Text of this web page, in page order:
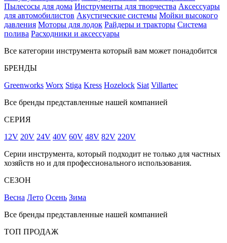
Пылесосы для дома Инструменты для творчества Аксессуары
для автомобилистов Акустические системы Мойки высокого
давления Моторы для лодок Райдеры и тракторы Система
полива Расходники и аксессуары
Все категории инструмента который вам может понадобится
БРЕНДЫ
Greenworks Worx Stiga Kress Hozelock Siat Villartec
Все бренды представленные нашей компанией
СЕРИЯ
12V 20V 24V 40V 60V 48V 82V 220V
Серии инструмента, который подходит не только для частных
хозяйств но и для профессионального использования.
СЕЗОН
Весна Лето Осень Зима
Все бренды представленные нашей компанией
ТОП ПРОДАЖ